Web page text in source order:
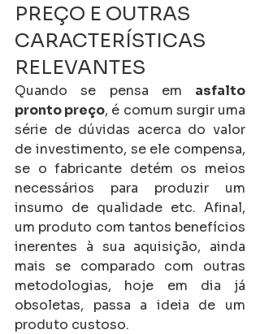
PREÇO E OUTRAS
CARACTERÍSTICAS
RELEVANTES
Quando se pensa em asfalto
pronto preço, é comum surgir uma
série de dúvidas acerca do valor
de investimento, se ele compensa,
se o fabricante detém os meios
necessários para produzir um
insumo de qualidade etc. Afinal,
um produto com tantos benefícios
inerentes à sua aquisição, ainda
mais se comparado com outras
metodologias, hoje em dia já
obsoletas, passa a ideia de um
produto custoso.